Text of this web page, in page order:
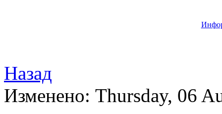
Назад
Изменено: Thursday, 06